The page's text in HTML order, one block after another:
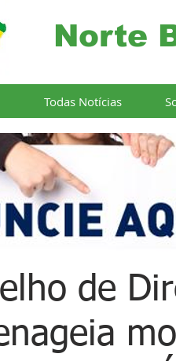
Norte
Todas Notícias
de